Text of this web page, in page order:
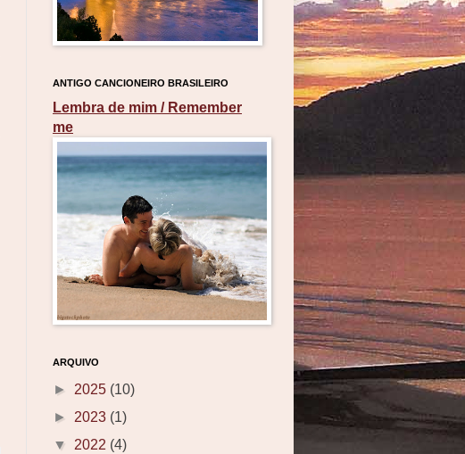
ANTIGO CANCIONEIRO BRASILEIRO
Lembra de mim / Remember
me
ARQUIVO
► 2025 (10)
► 2023 (1)
▼ 2022 (4)